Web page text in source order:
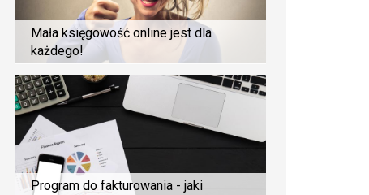
Mała księgowość online jest dla
każdego!
Program do fakturowania - jaki